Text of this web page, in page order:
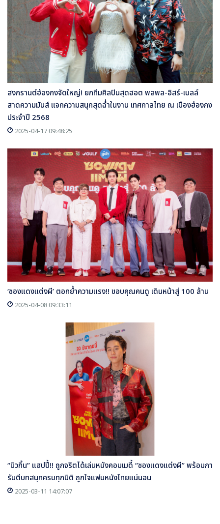
สงกรานต์ฮ่องกงจัดใหญ่! ยกทีมศิลปินสุดฮอต พลพล-อิสร์-เบลล์
สาดความมันส์ แจกความสนุกสุดฉ่ำในงาน เทศกาลไทย ณ เมืองฮ่องกง
ประจำปี 2568
2025-04-17 09:48:25
‘ซองแดงแต่งผี’ ตอกย้ำความแรง!! ขอบคุณคนดู เดินหน้าสู่ 100 ล้าน
2025-04-08 09:33:11
“บิวกิ้น” แฮปปี้!! ถูกจริตได้เล่นหนังคอมเมดี้ “ซองแดงแต่งผี” พร้อมกา
รันตีบทสนุกครบทุกมิติ ถูกใจแฟนหนังไทยแน่นอน
2025-03-11 14:07:07